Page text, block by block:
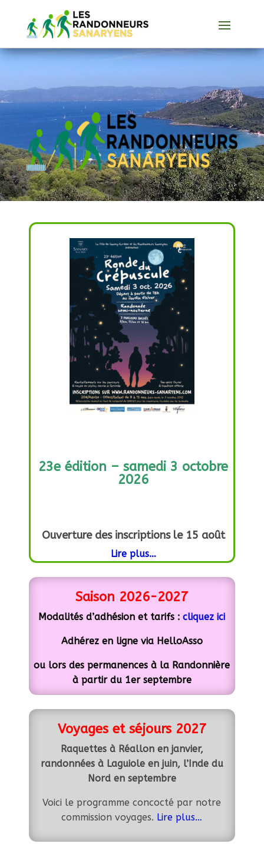
23e édition –samedi 3 octobre
2026
Ouverture des inscriptions le 15 août
Lire plus…
Saison 2026-2027
Modalités d’adhésion et tarifs :cliquez ici
Adhérez en ligne via HelloAsso
ou lors des permanences à la Randonnière
à partir du 1er septembre
Voyages et séjours 2027
Raquettes à Réallon en janvier,
randonnées à Laguiole en juin, l’Inde du
Nord en septembre
Voici le programme concocté par notre
commission voyages. Lire plus…